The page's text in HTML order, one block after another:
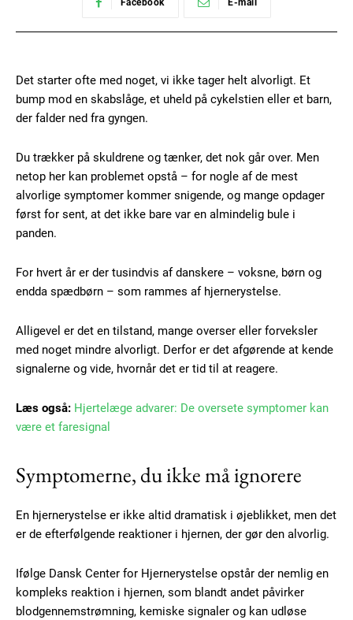
Facebook E-mail
Det starter ofte med noget, vi ikke tager helt alvorligt. Et
bump mod en skabslåge, et uheld på cykelstien eller et barn,
der falder ned fra gyngen.
Du trækker på skuldrene og tænker, det nok går over. Men
netop her kan problemet opstå – for nogle af de mest
alvorlige symptomer kommer snigende, og mange opdager
først for sent, at det ikke bare var en almindelig bule i
panden.
For hvert år er der tusindvis af danskere – voksne, børn og
endda spædbørn – som rammes af hjernerystelse.
Alligevel er det en tilstand, mange overser eller forveksler
med noget mindre alvorligt. Derfor er det afgørende at kende
signalerne og vide, hvornår det er tid til at reagere.
Læs også: Hjertelæge advarer: De oversete symptomer kan
være et faresignal
Symptomerne, du ikke må ignorere
En hjernerystelse er ikke altid dramatisk i øjeblikket, men det
er de efterfølgende reaktioner i hjernen, der gør den alvorlig.
Ifølge Dansk Center for Hjernerystelse opstår der nemlig en
kompleks reaktion i hjernen, som blandt andet påvirker
blodgennemstrømning, kemiske signaler og kan udløse